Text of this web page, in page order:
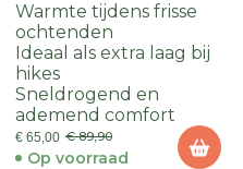
Warmte tijdens frisse
ochtenden
Ideaal als extra laag bij
hikes
Sneldrogend en
ademend comfort
€ 65,00 € 89,90
Op voorraad